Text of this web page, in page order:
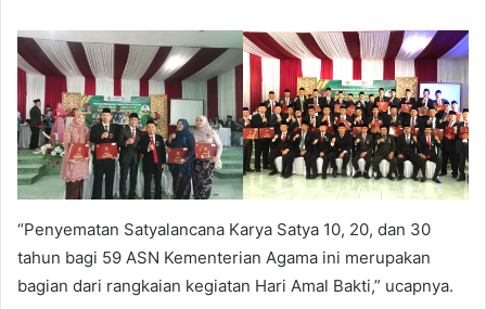
“Penyematan Satyalancana Karya Satya 10, 20, dan 30
tahun bagi 59 ASN Kementerian Agama ini merupakan
bagian dari rangkaian kegiatan Hari Amal Bakti,” ucapnya.